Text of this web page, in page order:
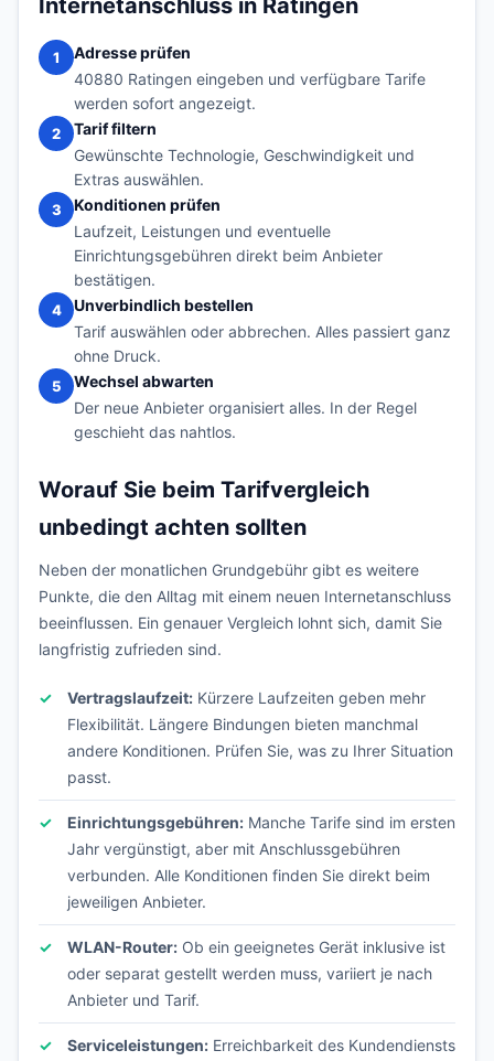
Internetanschluss in Ratingen
1
Adresse prüfen
40880 Ratingen eingeben und verfügbare Tarife
werden sofort angezeigt.
2
Tarif filtern
Gewünschte Technologie, Geschwindigkeit und
Extras auswählen.
3
Konditionen prüfen
Laufzeit, Leistungen und eventuelle
Einrichtungsgebühren direkt beim Anbieter
bestätigen.
4
Unverbindlich bestellen
Tarif auswählen oder abbrechen. Alles passiert ganz
ohne Druck.
5
Wechsel abwarten
Der neue Anbieter organisiert alles. In der Regel
geschieht das nahtlos.
Worauf Sie beim Tarifvergleich
unbedingt achten sollten
Neben der monatlichen Grundgebühr gibt es weitere
Punkte, die den Alltag mit einem neuen Internetanschluss
beeinflussen. Ein genauer Vergleich lohnt sich, damit Sie
langfristig zufrieden sind.
Vertragslaufzeit: Kürzere Laufzeiten geben mehr
Flexibilität. Längere Bindungen bieten manchmal
andere Konditionen. Prüfen Sie, was zu Ihrer Situation
passt.
Einrichtungsgebühren: Manche Tarife sind im ersten
Jahr vergünstigt, aber mit Anschlussgebühren
verbunden. Alle Konditionen finden Sie direkt beim
jeweiligen Anbieter.
WLAN-Router: Ob ein geeignetes Gerät inklusive ist
oder separat gestellt werden muss, variiert je nach
Anbieter und Tarif.
Serviceleistungen: Erreichbarkeit des Kundendiensts